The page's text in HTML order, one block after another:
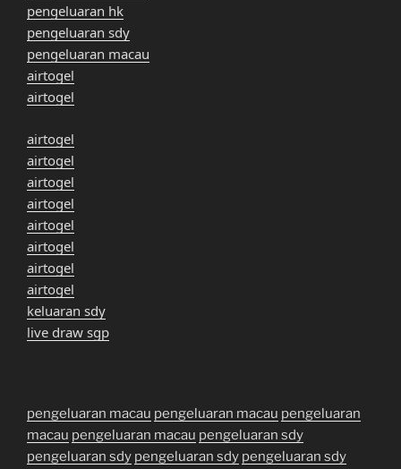
pengeluaran hk
pengeluaran sdy
pengeluaran macau
airtogel
airtogel
airtogel
airtogel
airtogel
airtogel
airtogel
airtogel
airtogel
airtogel
keluaran sdy
live draw sgp
pengeluaran macau pengeluaran macau pengeluaran
macau pengeluaran macau pengeluaran sdy
pengeluaran sdy pengeluaran sdy pengeluaran sdy